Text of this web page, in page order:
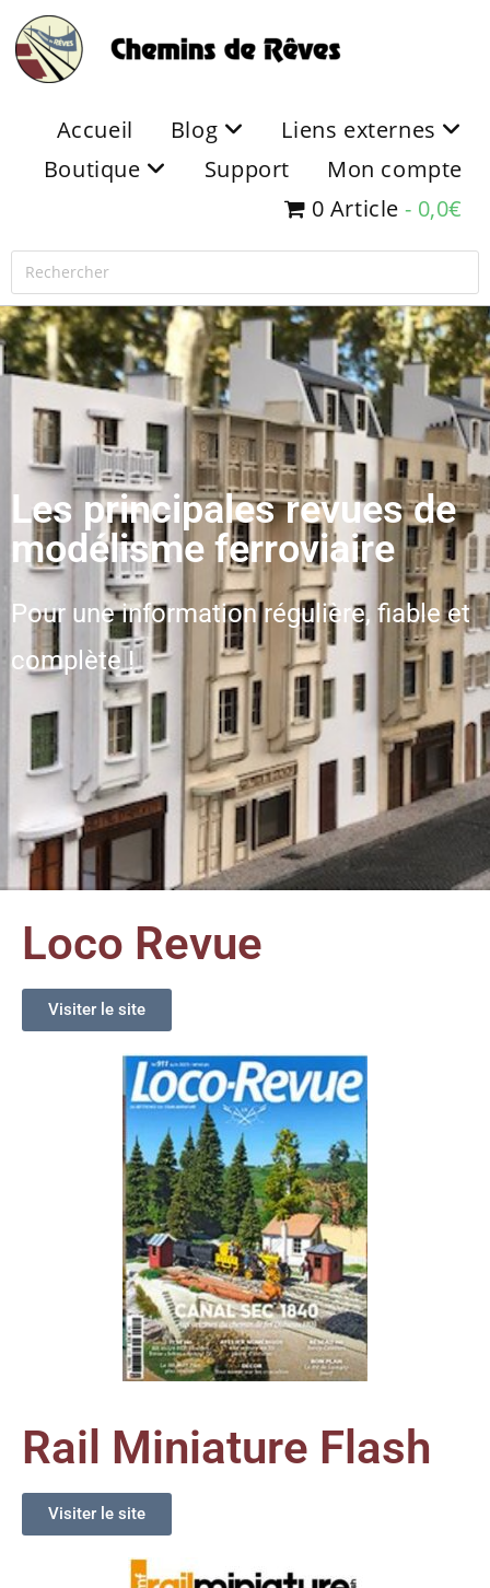
Accueil Blog
Liens externes
Boutique
Support
Mon compte
0 Article
0,0€
Les principales revues de
modélisme ferroviaire
Pour une information régulière, fiable et
complète !
Loco Revue
Visiter le site
Rail Miniature Flash
Visiter le site